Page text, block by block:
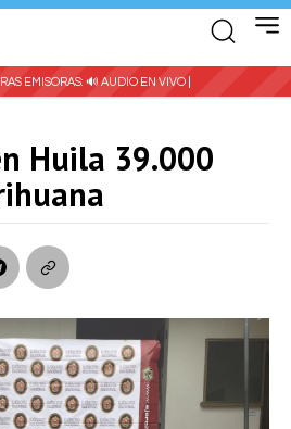
EMISORAS: 🔊 AUDIO EN VIVO |
Huila 39.000